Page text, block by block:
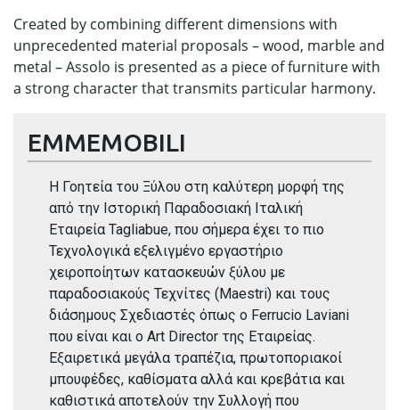
Created by combining different dimensions with
unprecedented material proposals – wood, marble and
metal – Assolo is presented as a piece of furniture with
a strong character that transmits particular harmony.
EMMEMOBILI
Η Γοητεία του Ξύλου στη καλύτερη μορφή της
από την Ιστορική Παραδοσιακή Ιταλική
Εταιρεία Tagliabue, που σήμερα έχει το πιο
Τεχνολογικά εξελιγμένο εργαστήριο
χειροποίητων κατασκευών ξύλου με
παραδοσιακούς Τεχνίτες (Maestri) και τους
διάσημους Σχεδιαστές όπως ο Ferrucio Laviani
που είναι και ο Art Director της Εταιρείας.
Εξαιρετικά μεγάλα τραπέζια, πρωτοποριακοί
μπουφέδες, καθίσματα αλλά και κρεβάτια και
καθιστικά αποτελούν την Συλλογή που